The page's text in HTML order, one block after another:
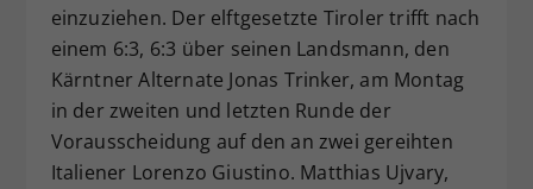
einzuziehen. Der elftgesetzte Tiroler trifft nach
einem 6:3, 6:3 über seinen Landsmann, den
Kärntner Alternate Jonas Trinker, am Montag
in der zweiten und letzten Runde der
Vorausscheidung auf den an zwei gereihten
Italiener Lorenzo Giustino. Matthias Ujvary,